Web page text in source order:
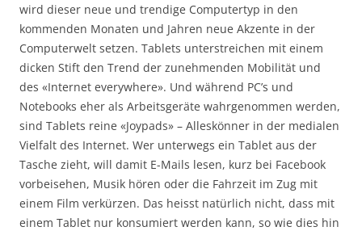
wird dieser neue und trendige Computertyp in den
kommenden Monaten und Jahren neue Akzente in der
Computerwelt setzen. Tablets unterstreichen mit einem
dicken Stift den Trend der zunehmenden Mobilität und
des «Internet everywhere». Und während PC’s und
Notebooks eher als Arbeitsgeräte wahrgenommen werden,
sind Tablets reine «Joypads» – Alleskönner in der medialen
Vielfalt des Internet. Wer unterwegs ein Tablet aus der
Tasche zieht, will damit E-Mails lesen, kurz bei Facebook
vorbeisehen, Musik hören oder die Fahrzeit im Zug mit
einem Film verkürzen. Das heisst natürlich nicht, dass mit
einem Tablet nur konsumiert werden kann, so wie dies hin